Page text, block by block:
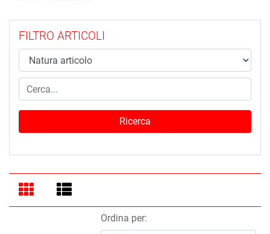
FILTRO ARTICOLI
Ordina per: